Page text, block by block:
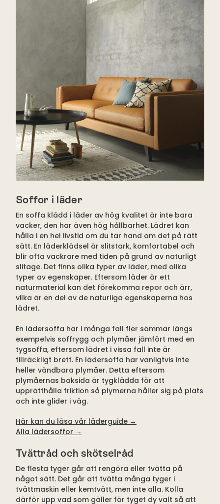
Soffor i läder
En soffa klädd i läder av hög kvalitet är inte bara
vacker, den har även hög hållbarhet. Lädret kan
hålla i en hel livstid om du tar hand om det på rätt
sätt. En läderklädsel är slitstark, komfortabel och
blir ofta vackrare med tiden på grund av naturligt
slitage. Det finns olika typer av läder, med olika
typer av egenskaper. Eftersom läder är ett
naturmaterial kan det förekomma repor och ärr,
vilka är en del av de naturliga egenskaperna hos
lädret.
En lädersoffa har i många fall fler sömmar längs
exempelvis soffrygg och plymåer jämfört med en
tygsoffa, eftersom lädret i vissa fall inte är
tillräckligt brett. En lädersoffa har vanligtvis inte
heller vändbara plymåer. Detta eftersom
plymåernas baksida är tygklädda för att
upprätthålla friktion så plymerna håller sig på plats
och inte glider i väg.
Här kan du läsa vår läderguide →
Alla lädersoffor →
Tvättråd och skötselråd
De flesta tyger går att rengöra eller tvätta på
något sätt. Det går att tvätta många tyger i
tvättmaskin eller kemtvätt, men inte alla. Kolla
därför upp vad som gäller för tyget dy valt så att